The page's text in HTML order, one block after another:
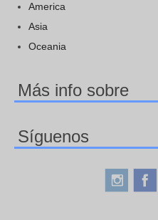
America
Asia
Oceania
Más info sobre
Síguenos